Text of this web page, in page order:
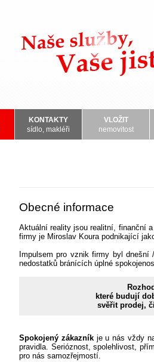
KONTAKTY
sídlo, makléři
VLOŽIT
nemovitost
Obecné informace
Aktuální reality jsou realitní, finanční
firmy je Miroslav Koura podnikající
Impulsem pro vznik firmy byl
nedostatků bránících úplné
které budují
svěřit prodej,
Spokojený zákazníkje u nás vždy
pravidla. Serióznost, spolehlivost,
pro nás samozřejmostí.